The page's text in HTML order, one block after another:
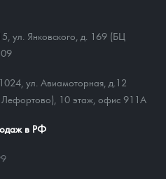
ул. Янковского, д. 169 (БЦ
ул. Авиамоторная, д.12
Лефортово), 10 этаж, офис 911А
в РФ